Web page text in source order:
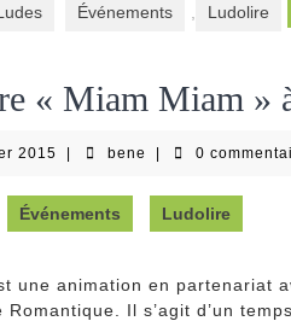
Événements Ludolire
« Miam Miam »
2015 31
2015
| bene bene
| 0
Événements Ludolire
une animation en partenariat
Romantique. Il s’agit d’un